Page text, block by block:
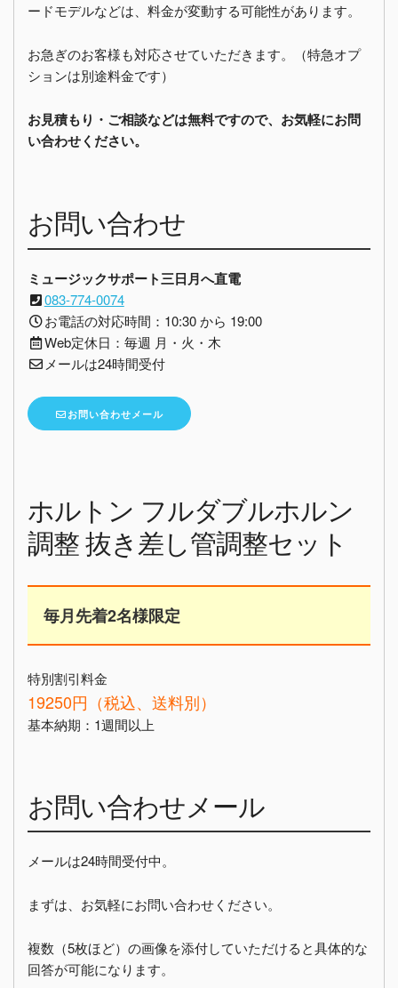
ードモデルなどは、料金が変動する可能性があります。
お急ぎのお客様も対応させていただきます。（特急オプ
ションは別途料金です）
お見積もり・ご相談などは無料ですので、お気軽にお問
い合わせください。
お問い合わせ
ミュージックサポート三日月へ直電
083-774-0074
お電話の対応時間：10:30 から 19:00
Web定休日：毎週 月・火・木
メールは24時間受付
お問い合わせメール
ホルトン フルダブルホルン
調整 抜き差し管調整セット
毎月先着2名様限定
特別割引料金
19250円（税込、送料別）
基本納期：1週間以上
お問い合わせメール
メールは24時間受付中。
まずは、お気軽にお問い合わせください。
複数（5枚ほど）の画像を添付していただけると具体的な
回答が可能になります。